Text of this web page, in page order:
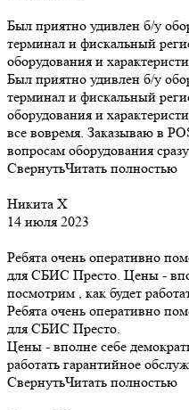
Был приятно удивлен б/у
терминал и фискальный
оборудования и
Был приятно удивлен б/у
терминал и фискальный
оборудования и
все вовремя. Заказываю в
вопросам оборудования
СвернутьЧитать полностью
Никита Х
14 июля 2023
Ребята очень оперативно
для СБИС Престо. Цены -
посмотрим , как будет
Ребята очень оперативно
для СБИС Престо.
Цены - вполне себе
работать гарантийное
СвернутьЧитать полностью